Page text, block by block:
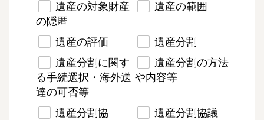
遺産の対象財産
の隠匿
遺産の範囲
遺産の評価
遺産分割
遺産分割に関す
る手続選択・海外送
達の可否等
遺産分割の方法
や内容等
遺産分割協
遺産分割協議